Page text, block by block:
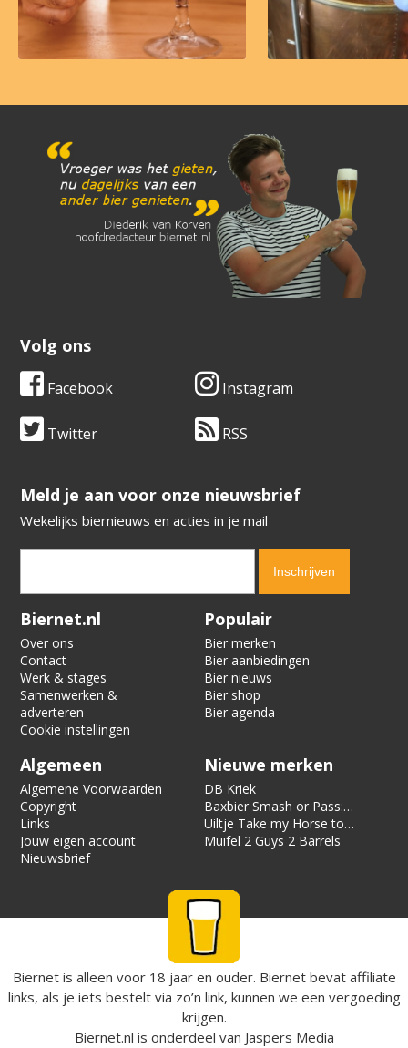
Volg ons
Facebook Instagram
Twitter RSS
​​​​​​​Meld je aan voor onze nieuwsbrief
Wekelijks biernieuws en acties in je mail
Verification code:
Biernet.nl
Over ons
Contact
Werk & stages
Samenwerken &
adverteren
Cookie instellingen
Populair
Bier merken
Bier aanbiedingen
Bier nieuws
Bier shop
Bier agenda
Algemeen
Algemene Voorwaarden
Copyright
Links
Jouw eigen account
Nieuwsbrief
Nieuwe merken
DB Kriek
Baxbier Smash or Pass:
Strata
Uiltje Take my Horse to
the Hotel Room
Muifel 2 Guys 2 Barrels
Biernet is alleen voor 18 jaar en ouder. Biernet bevat affiliate
links, als je iets bestelt via zo’n link, kunnen we een vergoeding
krijgen.
Biernet.nl is onderdeel van Jaspers Media